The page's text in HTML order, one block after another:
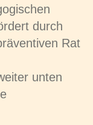
durch
Rat
unten